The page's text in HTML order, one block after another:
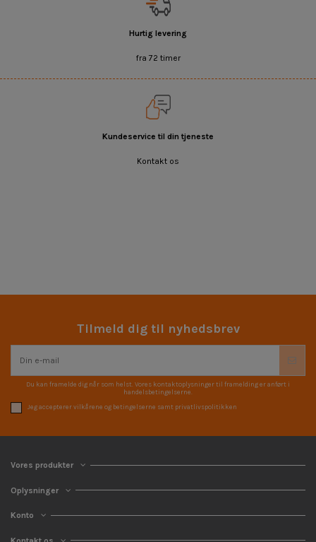
Hurtig levering
fra 72 timer
Kundeservice til din tjeneste
Kontakt os
Tilmeld dig til nyhedsbrev
Du kan framelde dig når som helst. Vores kontaktoplysninger til framelding er anført i
handelsbetingelserne.
Jeg accepterer vilkårene og betingelserne samt privatlivspolitikken
Vores produkter
Oplysninger
Konto